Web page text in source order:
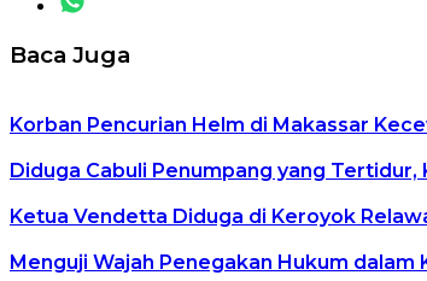
Baca Juga
Korban Pencurian Helm di Makassar
Diduga Cabuli Penumpang yang
Ketua Vendetta Diduga di Keroyok
Menguji Wajah Penegakan Hukum dalam